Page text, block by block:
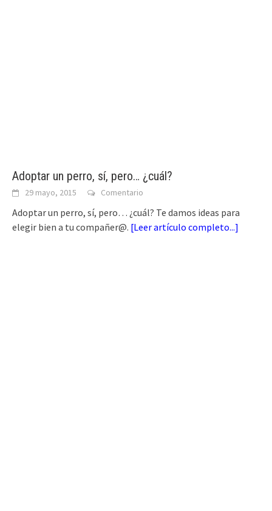
Adoptar un perro, sí, pero… ¿cuál?
29 mayo, 2015 Comentario
Adoptar un perro, sí, pero… ¿cuál? Te damos ideas para
elegir bien a tu compañer@. [Leer artículo completo...]